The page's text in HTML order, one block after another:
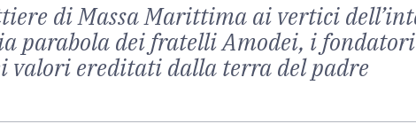
di Massa Marittima ai vertici
parabola dei fratelli Amodei, i
valori ereditati dalla terra del padre